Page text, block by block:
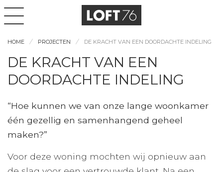
HOME PROJECTEN DE KRACHT VAN EEN DOORDACHTE INDELING
DE KRACHT VAN EEN
DOORDACHTE INDELING
“Hoe kunnen we van onze lange woonkamer
één gezellig en samenhangend geheel
maken?”
Voor deze woning mochten wij opnieuw aan